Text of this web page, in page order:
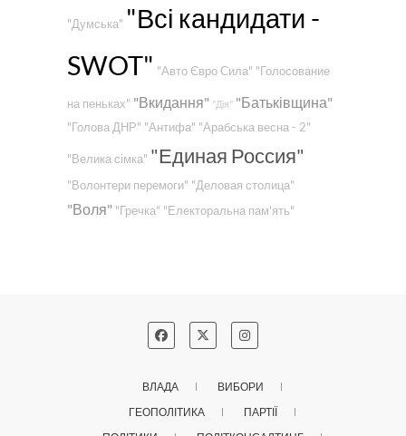
"Думська" "Всі кандидати -
SWOT" "Авто Євро Сила" "Голосование
на пеньках" "Вкидання" "Дія" "Батьківщина"
"Голова ДНР" "Антифа" "Арабська весна - 2"
"Велика сімка" "Единая Россия"
"Волонтери перемоги" "Деловая столица"
"Воля" "Гречка" "Електоральна пам'ять"
ВЛАДА
ВИБОРИ
ГЕОПОЛІТИКА
ПАРТІЇ